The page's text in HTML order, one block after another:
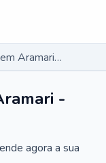
Pneumologista em Aramari - BA
-
agora a sua